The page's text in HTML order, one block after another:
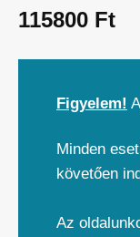
115800 Ft
Figyelem!
Minden
követően
Az